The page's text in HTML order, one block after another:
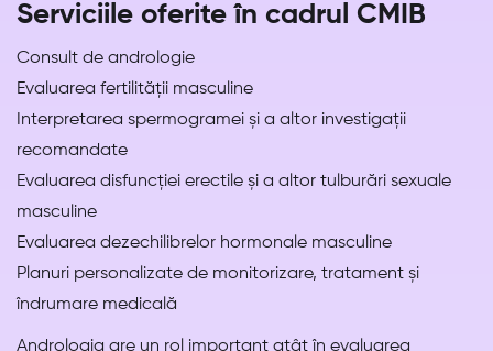
Serviciile oferite în cadrul CMIB
Consult de andrologie
Evaluarea fertilității masculine
Interpretarea spermogramei și a altor investigații
recomandate
Evaluarea disfuncției erectile și a altor tulburări sexuale
masculine
Evaluarea dezechilibrelor hormonale masculine
Planuri personalizate de monitorizare, tratament și
îndrumare medicală
Andrologia are un rol important atât în evaluarea